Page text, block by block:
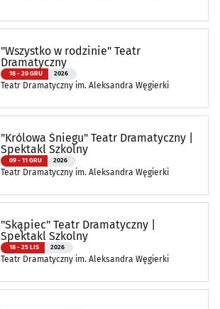
"Wszystko w rodzinie" Teatr
Dramatyczny
18 - 20 GRU 2026
Teatr Dramatyczny im. Aleksandra Węgierki
"Królowa Śniegu" Teatr Dramatyczny |
Spektakl Szkolny
09 - 11 GRU 2026
Teatr Dramatyczny im. Aleksandra Węgierki
"Skąpiec" Teatr Dramatyczny |
Spektakl Szkolny
18 - 25 LIS 2026
Teatr Dramatyczny im. Aleksandra Węgierki